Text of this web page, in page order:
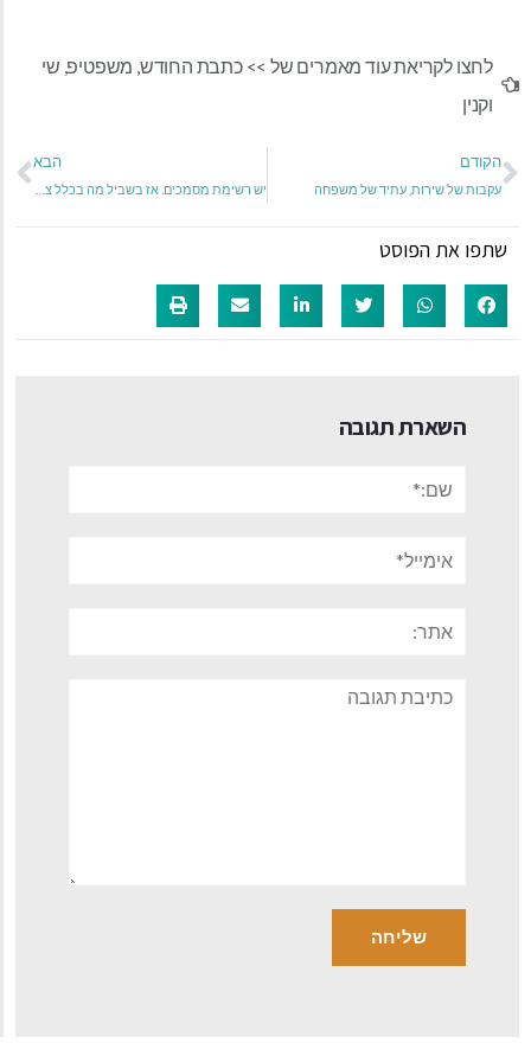
לחצו לקריאת עוד מאמרים של >> כתבת החודש, משפטיפ, שי
וקנין
הקודם
עקבות של שירות, עתיד של משפחה
הבא
שתפו את הפוסט
השארת תגובה
תגובה